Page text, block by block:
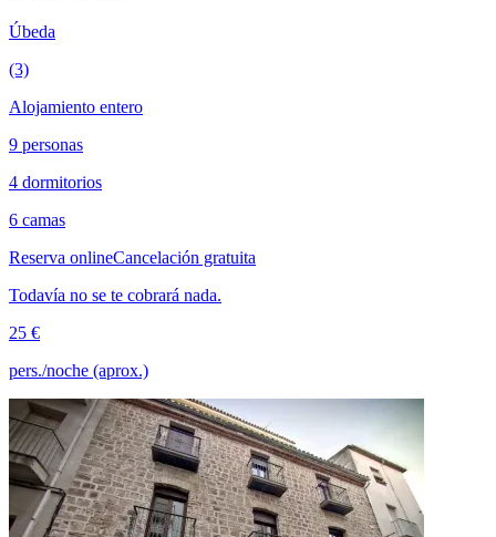
Úbeda
(3)
Alojamiento entero
9 personas
4 dormitorios
6 camas
Reserva onlineCancelación gratuita
Todavía no se te cobrará nada.
25 €
pers./noche (aprox.)